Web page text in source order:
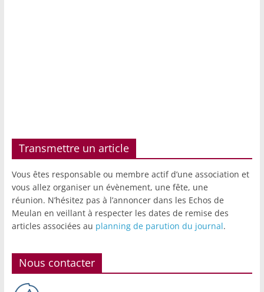
Transmettre un article
Vous êtes responsable ou membre actif d’une association et
vous allez organiser un évènement, une fête, une
réunion. N’hésitez pas à l’annoncer dans les Echos de
Meulan en veillant à respecter les dates de remise des
articles associées au planning de parution du journal.
Nous contacter